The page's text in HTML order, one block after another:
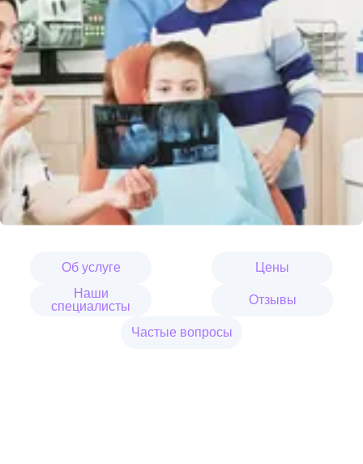
Об услуге
Цены
Наши
специалисты
Отзывы
Частые вопросы